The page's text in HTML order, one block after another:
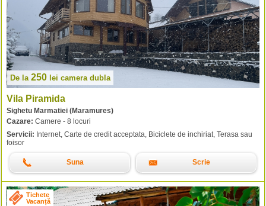
De la 250 lei camera dubla
Vila Piramida
Sighetu Marmatiei (Maramures)
Cazare: Camere - 8 locuri
Servicii: Internet, Carte de credit acceptata, Biciclete de inchiriat, Terasa sau
foisor
Suna Scrie
Tichete
Vacanță